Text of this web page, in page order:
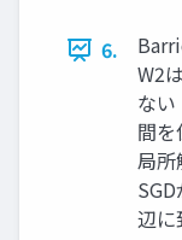
6.
W2
ない
間
局所
辺に